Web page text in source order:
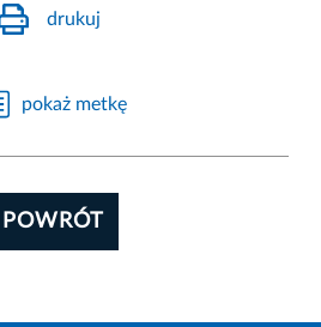
drukuj
pokaż metkę
POWRÓT